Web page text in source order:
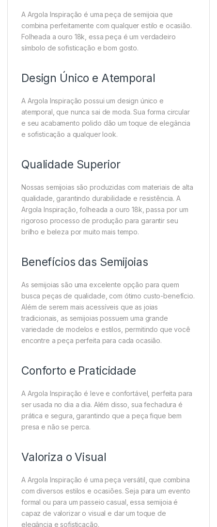
A Argola Inspiração é uma peça de semijoia que
combina perfeitamente com qualquer estilo e ocasião.
Folheada a ouro 18k, essa peça é um verdadeiro
símbolo de sofisticação e bom gosto.
Design Único e Atemporal
A Argola Inspiração possui um design único e
atemporal, que nunca sai de moda. Sua forma circular
e seu acabamento polido dão um toque de elegância
e sofisticação a qualquer look.
Qualidade Superior
Nossas semijoias são produzidas com materiais de alta
qualidade, garantindo durabilidade e resistência. A
Argola Inspiração, folheada a ouro 18k, passa por um
rigoroso processo de produção para garantir seu
brilho e beleza por muito mais tempo.
Benefícios das Semijoias
As semijoias são uma excelente opção para quem
busca peças de qualidade, com ótimo custo-benefício.
Além de serem mais acessíveis que as joias
tradicionais, as semijoias possuem uma grande
variedade de modelos e estilos, permitindo que você
encontre a peça perfeita para cada ocasião.
Conforto e Praticidade
A Argola Inspiração é leve e confortável, perfeita para
ser usada no dia a dia. Além disso, sua fechadura é
prática e segura, garantindo que a peça fique bem
presa e não se perca.
Valoriza o Visual
A Argola Inspiração é uma peça versátil, que combina
com diversos estilos e ocasiões. Seja para um evento
formal ou para um passeio casual, essa semijoia é
capaz de valorizar o visual e dar um toque de
elegância e sofisticação.